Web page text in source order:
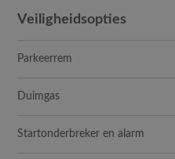
Veiligheidsopties
Parkeerrem
Duimgas
Startonderbreker en alarm